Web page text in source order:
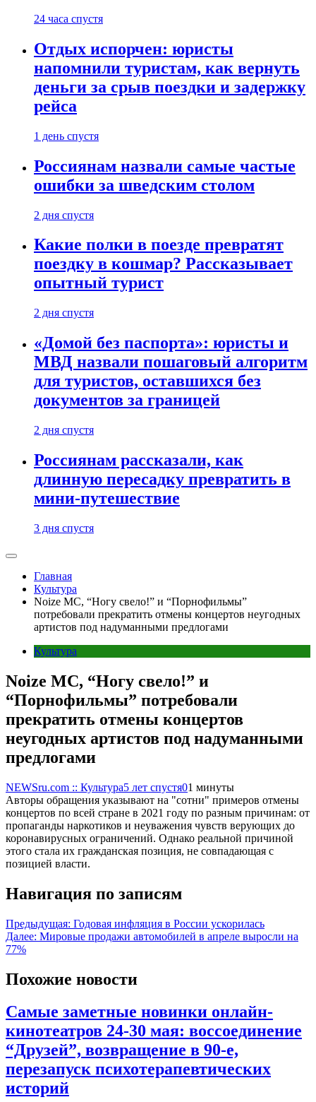
24 часа спустя
Отдых испорчен: юристы
напомнили туристам, как вернуть
деньги за срыв поездки и задержку
рейса
1 день спустя
Россиянам назвали самые частые
ошибки за шведским столом
2 дня спустя
Какие полки в поезде превратят
поездку в кошмар? Рассказывает
опытный турист
2 дня спустя
«Домой без паспорта»: юристы и
МВД назвали пошаговый алгоритм
для туристов, оставшихся без
документов за границей
2 дня спустя
Россиянам рассказали, как
длинную пересадку превратить в
мини-путешествие
3 дня спустя
Главная
Культура
Noize MC, “Ногу свело!” и “Порнофильмы”
потребовали прекратить отмены концертов неугодных
артистов под надуманными предлогами
Культура
Noize MC, “Ногу свело!” и
“Порнофильмы” потребовали
прекратить отмены концертов
неугодных артистов под надуманными
предлогами
NEWSru.com :: Культура5 лет спустя01 минуты
Авторы обращения указывают на "сотни" примеров отмены
концертов по всей стране в 2021 году по разным причинам: от
пропаганды наркотиков и неуважения чувств верующих до
коронавирусных ограничений. Однако реальной причиной
этого стала их гражданская позиция, не совпадающая с
позицией власти.
Навигация по записям
Предыдущая: Годовая инфляция в России ускорилась
Далее: Мировые продажи автомобилей в апреле выросли на
77%
Похожие новости
Самые заметные новинки онлайн-
кинотеатров 24-30 мая: воссоединение
“Друзей”, возвращение в 90-е,
перезапуск психотерапевтических
историй